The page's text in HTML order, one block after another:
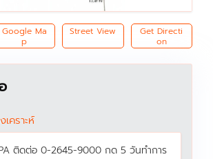
Google Ma
p
Street View
Get Directi
on
เคราะห์
ติดต่อ 0-2645-9000 กด 5 วันทำการ